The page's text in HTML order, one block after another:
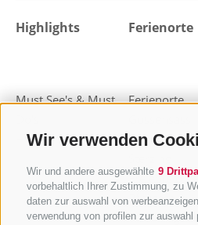
Wir verwenden
Wir und andere ausgewählte 9
vorbehaltlich Ihrer Zustimmung, zu
daten zur auswahl von
verwendung von profilen zur
Highlights
Must See's & Must
Highlight-Events
Ferienorte
Ferienorte
Pflerschtal
Freienfeld
Pfitschtal
Ratschingstal